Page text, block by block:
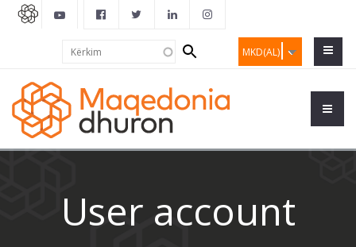
MKD(AL)
Search
form
User account